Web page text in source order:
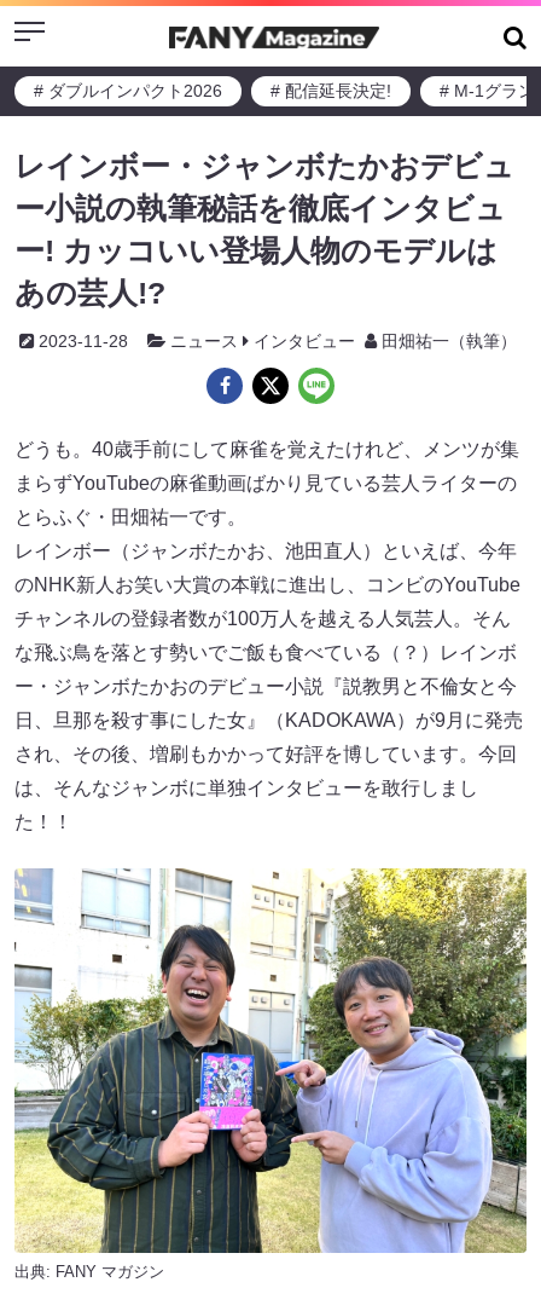
Menu
# ダブルインパクト2026 # 配信延長決定! # M-1グラン
レインボー・ジャンボたかおデビュ
ー小説の執筆秘話を徹底インタビュ
ー! カッコいい登場人物のモデルは
あの芸人!?
2023-11-28 ニュース インタビュー 田畑祐一（執筆）
どうも。40歳手前にして麻雀を覚えたけれど、メンツが集
まらずYouTubeの麻雀動画ばかり見ている芸人ライターの
とらふぐ・田畑祐一です。
レインボー（ジャンボたかお、池田直人）といえば、今年
のNHK新人お笑い大賞の本戦に進出し、コンビのYouTube
チャンネルの登録者数が100万人を越える人気芸人。そん
な飛ぶ鳥を落とす勢いでご飯も食べている（？）レインボ
ー・ジャンボたかおのデビュー小説『説教男と不倫女と今
日、旦那を殺す事にした女』（KADOKAWA）が9月に発売
され、その後、増刷もかかって好評を博しています。今回
は、そんなジャンボに単独インタビューを敢行しまし
た！！
出典: FANY マガジン